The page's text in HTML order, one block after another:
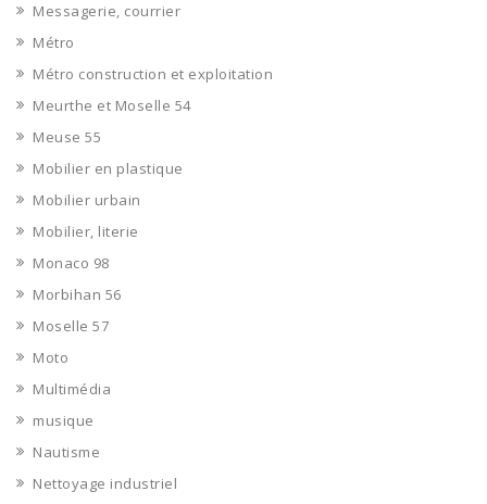
Messagerie, courrier
Métro
Métro construction et exploitation
Meurthe et Moselle 54
Meuse 55
Mobilier en plastique
Mobilier urbain
Mobilier, literie
Monaco 98
Morbihan 56
Moselle 57
Moto
Multimédia
musique
Nautisme
Nettoyage industriel